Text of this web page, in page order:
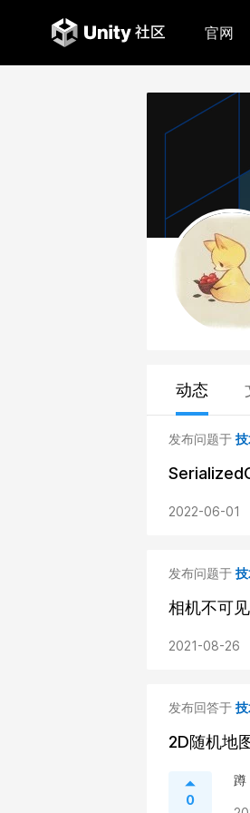
官网
动态
发布问题于
2022-06-01
发布问题于
相机不可
2021-08-26
发布回答于
2D随机地
0
蹲